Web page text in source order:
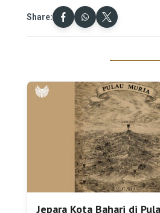
Share:
Jepara Kota Bahari di